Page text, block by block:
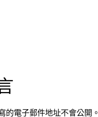
的電子郵件地址不會公開。